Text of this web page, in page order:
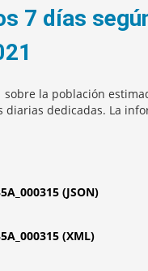
7 días
la población
dedicadas. La
(JSON)
(XML)